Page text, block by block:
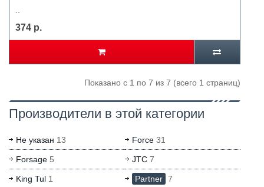
374 р.
Показано с 1 по 7 из 7 (всего 1 страниц)
Производители в этой категории
Не указан 13 Force31
Forsage 5 JTC7
King Tul 1 Partner 7